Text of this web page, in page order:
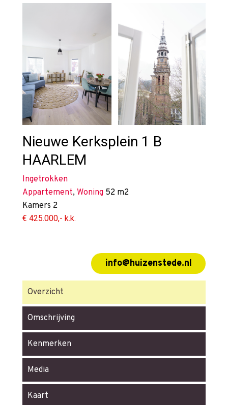
Nieuwe Kerksplein 1 B
HAARLEM
Ingetrokken
Appartement, Woning 52 m2
Kamers 2
€ 425.000,- k.k.
info@huizenstede.nl
Overzicht
Omschrijving
Kenmerken
Media
Kaart